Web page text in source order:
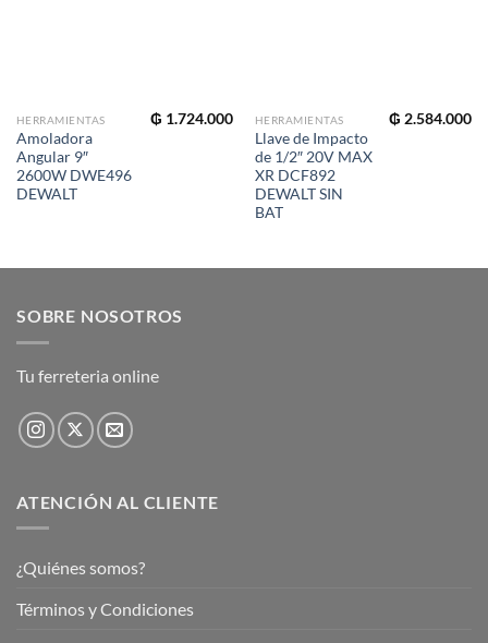
HERRAMIENTAS
Amoladora
Angular 9″
2600W DWE496
DEWALT
₲ 1.724.000 HERRAMIENTAS
Llave de Impacto
de 1/2″ 20V MAX
XR DCF892
DEWALT SIN
BAT
₲ 2.584.000
SOBRE NOSOTROS
Tu ferreteria online
ATENCIÓN AL CLIENTE
¿Quiénes somos?
Términos y Condiciones